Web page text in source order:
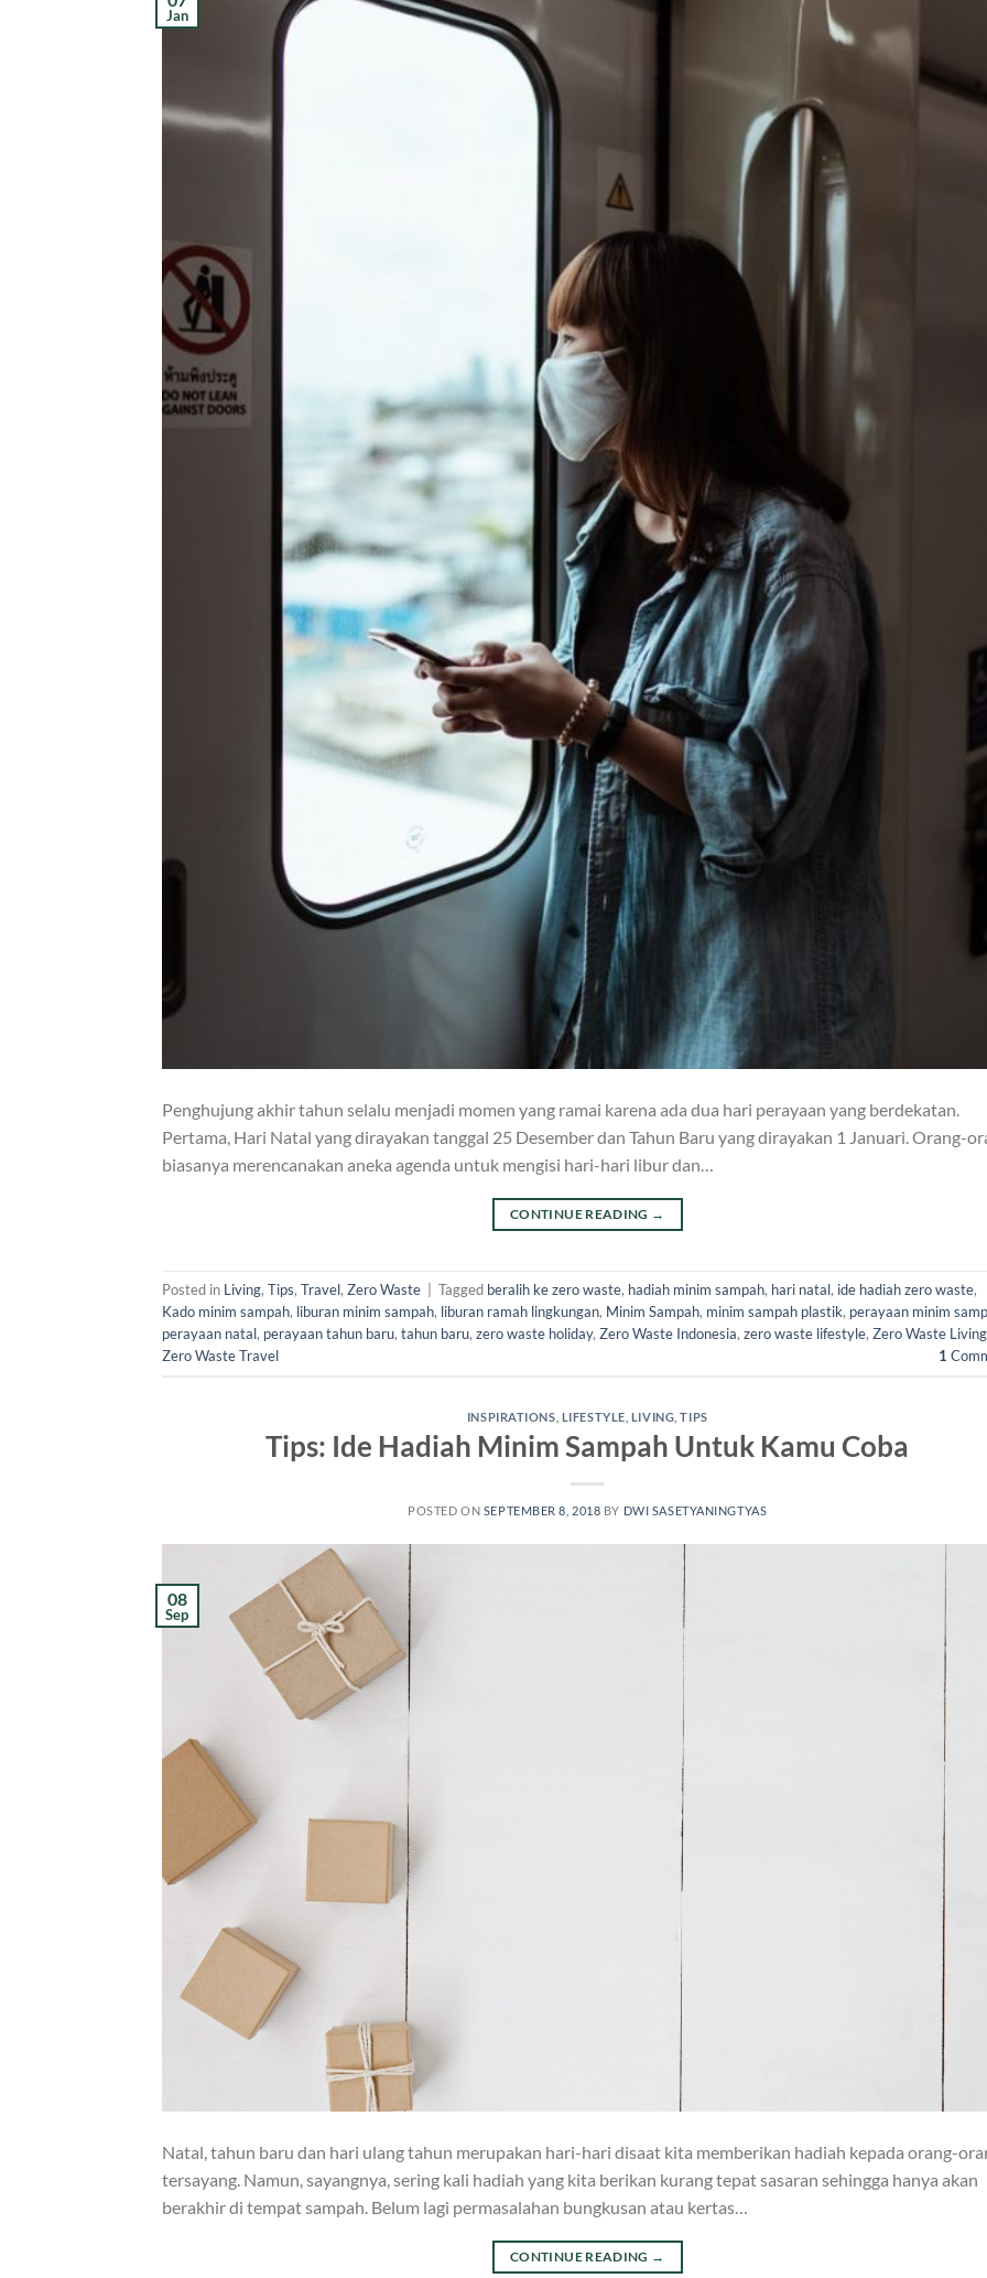
Jan
Penghujung akhir tahun selalu menjadi momen yang ramai karena ada dua hari perayaan yang berdekatan.
Pertama, Hari Natal yang dirayakan tanggal 25 Desember dan Tahun Baru yang dirayakan 1 Januari. Orang-
biasanya merencanakan aneka agenda untuk mengisi hari-hari libur dan…
CONTINUE READING →
Posted in Living, Tips, Travel, Zero Waste Tagged beralih ke zero waste, hadiah minim sampah, hari natal, ide hadiah zero waste,
Kado minim sampah, liburan minim sampah, liburan ramah lingkungan, Minim Sampah, minim sampah plastik, perayaan minim
perayaan natal, perayaan tahun baru, tahun baru, zero waste holiday, Zero Waste Indonesia, zero waste lifestyle, Zero Waste Living
Zero Waste Travel
1
INSPIRATIONS LIFESTYLE LIVING ,TIPS
Tips: Ide Hadiah Minim Sampah Untuk Kamu Coba
POSTED ON SEPTEMBER 8, 2018 BY DWI SASETYANINGTYAS
08
Sep
Natal, tahun baru dan hari ulang tahun merupakan hari-hari disaat kita memberikan hadiah kepada orang-
tersayang. Namun, sayangnya, sering kali hadiah yang kita berikan kurang tepat sasaran sehingga hanya akan
berakhir di tempat sampah. Belum lagi permasalahan bungkusan atau kertas…
CONTINUE READING →